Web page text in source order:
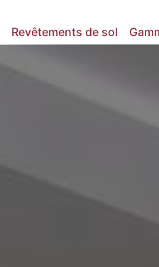
Revêtements de sol